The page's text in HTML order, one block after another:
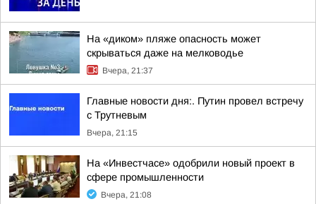
На «диком» пляже опасность может
скрываться даже на мелководье
Вчера, 21:37
Главные новости дня:. Путин провел встречу
с Трутневым
Вчера, 21:15
На «Инвестчасе» одобрили новый проект в
сфере промышленности
Вчера, 21:08